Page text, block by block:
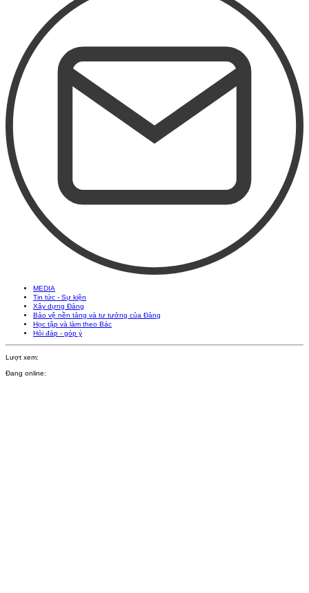
MEDIA
Tin tức - Sự kiện
Xây dựng Đảng
Bảo vệ nền tảng và tư tưởng của Đảng
Học tập và làm theo Bác
Hỏi đáp - góp ý
Lượt xem:
Đang online: